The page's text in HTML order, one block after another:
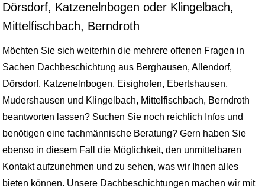
Dörsdorf, Katzenelnbogen oder Klingelbach,
Mittelfischbach, Berndroth
Möchten Sie sich weiterhin die mehrere offenen Fragen in
Sachen Dachbeschichtung aus Berghausen, Allendorf,
Dörsdorf, Katzenelnbogen, Eisighofen, Ebertshausen,
Mudershausen und Klingelbach, Mittelfischbach, Berndroth
beantworten lassen? Suchen Sie noch reichlich Infos und
benötigen eine fachmännische Beratung? Gern haben Sie
ebenso in diesem Fall die Möglichkeit, den unmittelbaren
Kontakt aufzunehmen und zu sehen, was wir Ihnen alles
bieten können. Unsere Dachbeschichtungen machen wir mit